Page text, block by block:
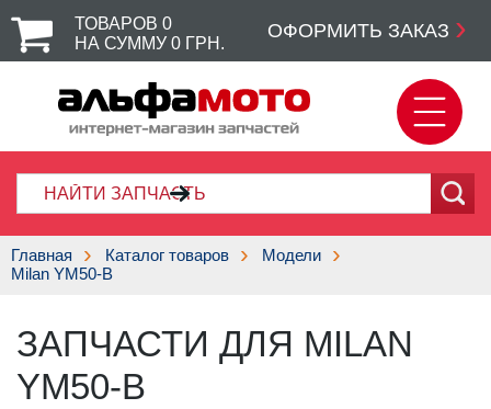
ТОВАРОВ 0
НА СУММУ 0 ГРН.
ОФОРМИТЬ ЗАКАЗ
Главная Каталог товаров
Модели
Milan YM50-B
ЗАПЧАСТИ ДЛЯ MILAN
YM50-B